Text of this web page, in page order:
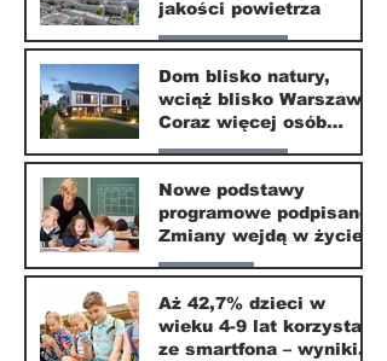
jakości powietrza
Nasze miasto
24 mar
Dom blisko natury,
wciąż blisko Warszawy.
Coraz więcej osób
wybiera ten kierunek
Nasze miasto
20 mar
Nowe podstawy
programowe podpisane.
Zmiany wejdą w życie
od września 2026
Edukacja
16 mar
Aż 42,7% dzieci w
wieku 4-9 lat korzysta
ze smartfona – wyniki